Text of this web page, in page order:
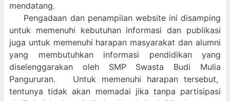
mendatang.
Pengadaan dan penampilan website ini disamping
untuk memenuhi kebutuhan informasi dan publikasi
juga untuk memenuhi harapan masyarakat dan alumni
yang membutuhkan informasi pendidikan yang
diselenggarakan oleh SMP Swasta Budi Mulia
Pangururan. Untuk memenuhi harapan tersebut,
tentunya tidak akan memadai jika tanpa partisipasi